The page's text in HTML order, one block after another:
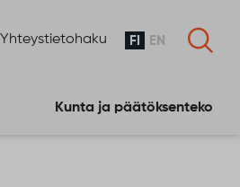
Yhteystietohaku FI EN
Kunta ja päätöksenteko